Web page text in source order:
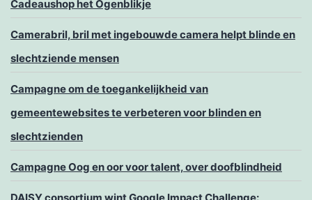
Cadeaushop het Ogenblikje
Camerabril, bril met ingebouwde camera helpt blinde en
slechtziende mensen
Campagne om de toegankelijkheid van
gemeentewebsites te verbeteren voor blinden en
slechtzienden
Campagne Oog en oor voor talent, over doofblindheid